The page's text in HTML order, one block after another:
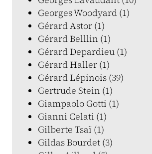
Georges Woodyard (1)
Gérard Astor (1)
Gérard Belllin (1)
Gérard Depardieu (1)
Gérard Haller (1)
Gérard Lépinois (39)
Gertrude Stein (1)
Giampaolo Gotti (1)
Gianni Celati (1)
Gilberte Tsaï (1)
Gildas Bourdet (3)